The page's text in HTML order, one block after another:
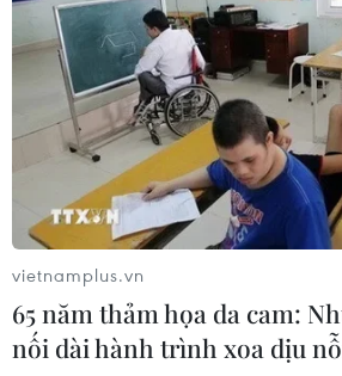
tượng suối nước nóng hơn 3.000
năm tuổi của Nhật Bản
09/08/2026 22:46
Thánh đường Emir Abdelkader -
biểu tượng của kiến trúc, văn
tri thức
08/08/2026 22:05
Thánh đường Emir
Abdelkader - biểu tượng văn hóa,
vietnamplus.vn
65 năm thảm họa da cam:
nối dài hành trình xoa dịu